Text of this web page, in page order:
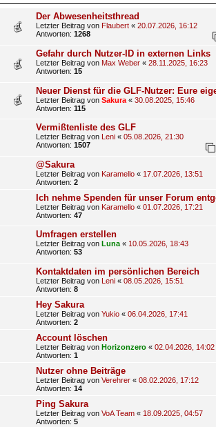
Der Abwesenheitsthread
Letzter Beitrag von Flaubert « 20.07.2026, 16:12
Antworten: 1268
Gefahr durch Nutzer-ID in externen Links
Letzter Beitrag von Max Weber « 28.11.2025, 16:23
Antworten: 15
Neuer Dienst für die GLF-Nutzer: Eure
Letzter Beitrag von Sakura « 30.08.2025, 15:46
Antworten: 115
Vermißtenliste des GLF
Letzter Beitrag von Leni « 05.08.2026, 21:30
Antworten: 1507
@Sakura
Letzter Beitrag von Karamello « 17.07.2026, 13:51
Antworten: 2
Ich nehme Spenden für unser Forum
Letzter Beitrag von Karamello « 01.07.2026, 17:21
Antworten: 47
Umfragen erstellen
Letzter Beitrag von Luna« 10.05.2026, 18:43
Antworten: 53
Kontaktdaten im persönlichen Bereich
Letzter Beitrag von Leni « 08.05.2026, 15:51
Antworten: 8
Hey Sakura
Letzter Beitrag von Yukio « 06.04.2026, 17:41
Antworten: 2
Account löschen
Letzter Beitrag von Horizonzero « 02.04.2026, 14:02
Antworten: 1
Nutzer ohne Beiträge
Letzter Beitrag von Verehrer « 08.02.2026, 17:12
Antworten: 14
Ping Sakura
Letzter Beitrag von VoA Team « 18.09.2025, 04:57
Antworten: 5